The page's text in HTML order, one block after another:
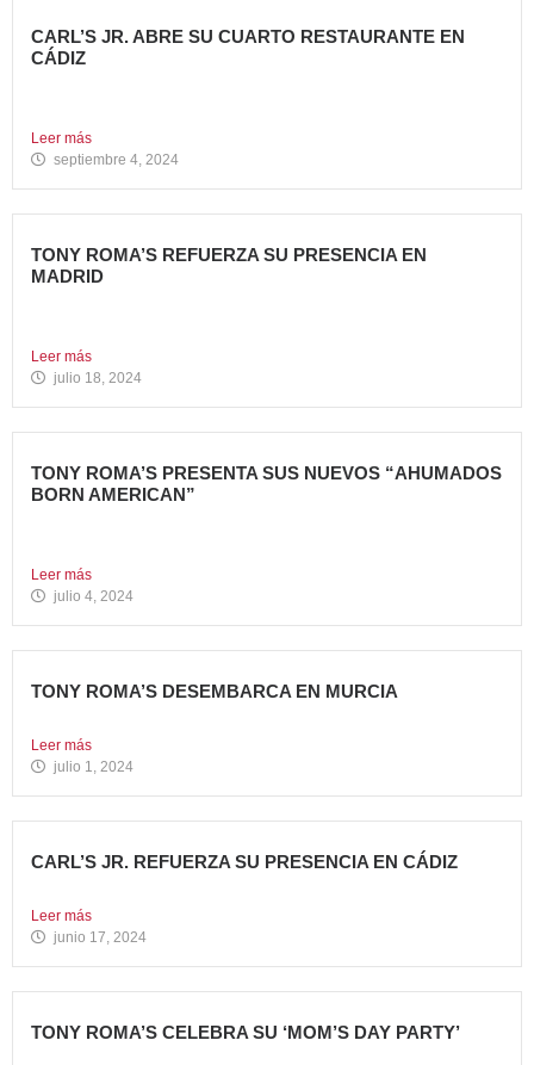
CARL’S JR. ABRE SU CUARTO RESTAURANTE EN
CÁDIZ
Leer más
septiembre 4, 2024
TONY ROMA’S REFUERZA SU PRESENCIA EN
MADRID
Leer más
julio 18, 2024
TONY ROMA’S PRESENTA SUS NUEVOS “AHUMADOS
BORN AMERICAN”
Leer más
julio 4, 2024
TONY ROMA’S DESEMBARCA EN MURCIA
Leer más
julio 1, 2024
CARL’S JR. REFUERZA SU PRESENCIA EN CÁDIZ
Leer más
junio 17, 2024
TONY ROMA’S CELEBRA SU ‘MOM’S DAY PARTY’